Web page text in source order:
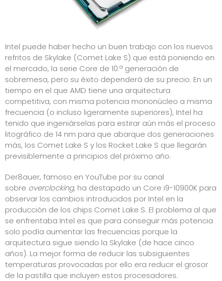
Intel puede haber hecho un buen trabajo con los nuevos
refritos de Skylake (Comet Lake S) que está poniendo en
el mercado, la serie Core de 10.ª generación de
sobremesa, pero su éxito dependerá de su precio. En un
tiempo en el que AMD tiene una arquitectura
competitiva, con misma potencia mononúcleo a misma
frecuencia (o incluso ligeramente superiores), Intel ha
tenido que ingeniárselas para estirar aún más el proceso
litográfico de 14 nm para que abarque dos generaciones
más, los Comet Lake S y los Rocket Lake S que llegarán
previsiblemente a principios del próximo año.
Der8auer, famoso en YouTube por su canal
sobre overclocking, ha destapado un Core i9-10900K para
observar los cambios introducidos por Intel en la
producción de los chips Comet Lake S. El problema al que
se enfrentaba Intel es que para conseguir más potencia
solo podía aumentar las frecuencias porque la
arquitectura sigue siendo la Skylake (de hace cinco
años). La mejor forma de reducir las subsiguientes
temperaturas provocadas por ello era reducir el grosor
de la pastilla que incluyen estos procesadores.